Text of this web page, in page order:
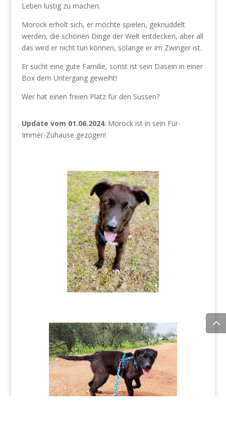
Leben lustig zu machen.
Morock erholt sich, er möchte spielen, geknuddelt
werden, die schönen Dinge der Welt entdecken, aber all
das wird er nicht tun können, solange er im Zwinger ist.
Er sucht eine gute Familie, sonst ist sein Dasein in einer
Box dem Untergang geweiht!
Wer hat einen freien Platz für den Süssen?
Update vom 01.06.2024: Morock ist in sein Für-
Immer-Zuhause gezogen!